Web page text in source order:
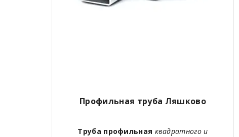
Профильная труба Ляшково
Труба профильная квадратного и